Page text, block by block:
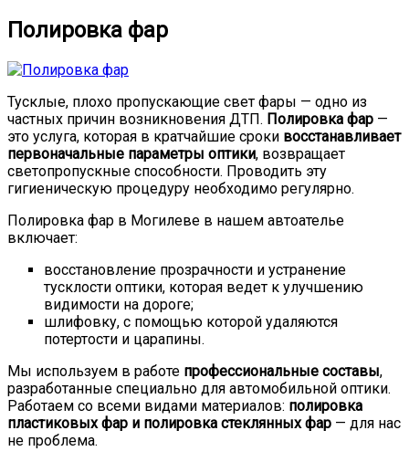
Полировка фар
Тусклые, плохо пропускающие свет фары — одно из
частных причин возникновения ДТП. Полировка фар —
это услуга, которая в кратчайшие сроки восстанавливает
первоначальные параметры оптики, возвращает
светопропускные способности. Проводить эту
гигиеническую процедуру необходимо регулярно.
Полировка фар в Могилеве в нашем автоателье
включает:
восстановление прозрачности и устранение
тусклости оптики, которая ведет к улучшению
видимости на дороге;
шлифовку, с помощью которой удаляются
потертости и царапины.
Мы используем в работе профессиональные составы,
разработанные специально для автомобильной оптики.
Работаем со всеми видами материалов: полировка
пластиковых фар и полировка стеклянных фар — для нас
не проблема.